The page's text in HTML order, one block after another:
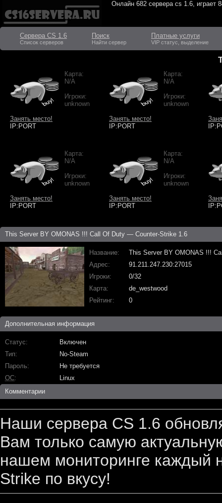
Онлайн 682 сервера cs 1.6, играет
Сервера CS 1.6
Список серверов
Поиск
Найти сервер
Платные услуги
VIP статус, выделение
Карта:
N/A
Игроки:
unknown
Занять место!
IP:PORT
Карта:
N/A
Игроки:
unknown
Занять место!
IP:PORT
Карта:
N/A
Игроки:
unknown
Занять место!
IP:PORT
Карта:
N/A
Игроки:
unknown
Занять место!
IP:PORT
This Server BY OMONAS !!! Call Of Duty — Counter-Strike 1.6
Название
This Server BY OMONAS !!!
Адрес
91.211.247.230:27015
Игроки
0/32
Карта
de_westwood
Рейтинг
0
Дополнительная информация
Статус
Включен
Тип
No-Steam
Пароль
Не требуется
ОС
Linux
Комментарии
Наши сервера CS 1.6
Вам только самую
нашем мониторинге каждый
Strike по вкусу!